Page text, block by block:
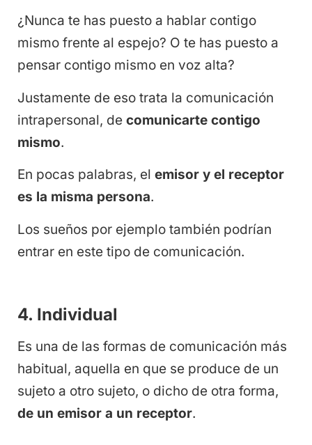
¿Nunca te has puesto a hablar contigo
mismo frente al espejo? O te has puesto a
pensar contigo mismo en voz alta?
Justamente de eso trata la comunicación
intrapersonal, de comunicarte contigo
mismo.
En pocas palabras, el emisor y el receptor
es la misma persona.
Los sueños por ejemplo también podrían
entrar en este tipo de comunicación.
4. Individual
Es una de las formas de comunicación más
habitual, aquella en que se produce de un
sujeto a otro sujeto, o dicho de otra forma,
de un emisor a un receptor.